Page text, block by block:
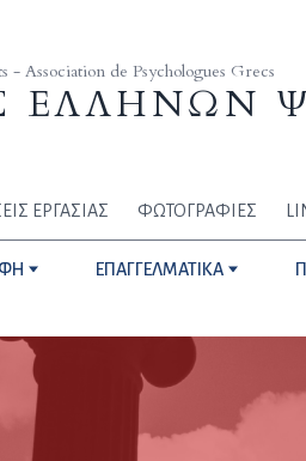
- Association de Psychologues Grecs
ΕΛΛΗΝΩΝ
ΕΡΓΑΣΙΑΣ ΦΩΤΟΓΡΑΦΙΕΣ
ΕΠΑΓΓΕΛΜΑΤΙΚΑ